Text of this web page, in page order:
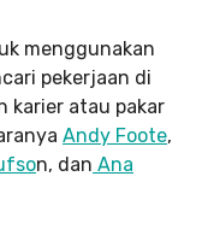
menggunakan
pekerjaan di
karier atau pakar
Andy Foote,
n, dan Ana